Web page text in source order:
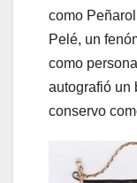
como
Pelé, un
como
autografió un
conservo